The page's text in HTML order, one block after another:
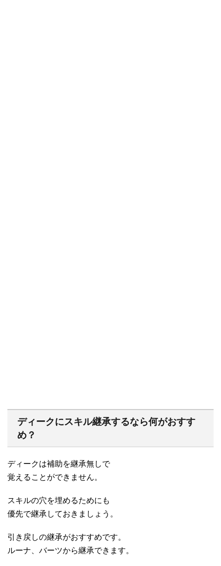
ディークにスキル継承するなら何がおすす
め？
ディークは補助を継承無しで
覚えることができません。
スキルの穴を埋めるためにも
優先で継承しておきましょう。
引き戻しの継承がおすすめです。
ルーナ、バーツから継承できます。